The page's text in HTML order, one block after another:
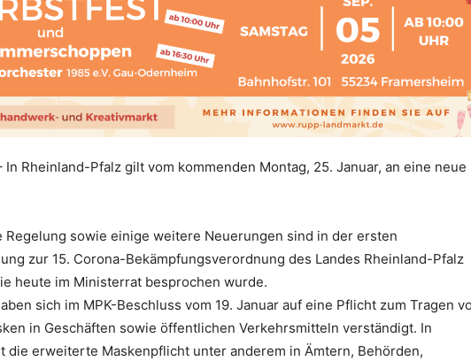
In Rheinland-Pfalz gilt vom kommenden Montag, 25. Januar, an eine neue
Regelung sowie einige weitere Neuerungen sind in der ersten
zur 15. Corona-Bekämpfungsverordnung des Landes Rheinland-Pfalz
heute im Ministerrat besprochen wurde.
sich im MPK-Beschluss vom 19. Januar auf eine Pflicht zum Tragen
in Geschäften sowie öffentlichen Verkehrsmitteln verständigt. In
die erweiterte Maskenpflicht unter anderem in Ämtern, Behörden,